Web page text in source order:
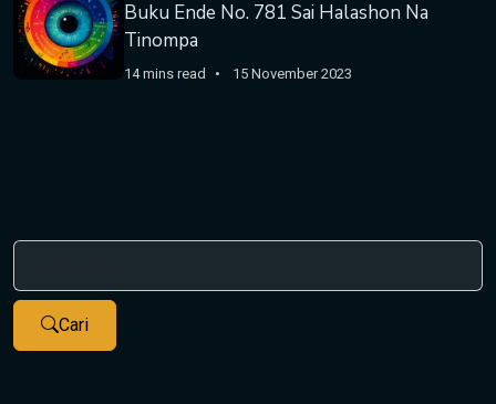
Buku Ende No. 781 Sai Halashon Na
Tinompa
14 mins read 15 November 2023
Cari